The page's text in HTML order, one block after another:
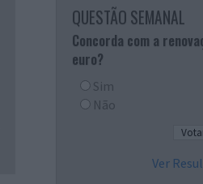
QUESTÃO SEMANAL
Concorda com a
euro?
Sim
Não
Ver